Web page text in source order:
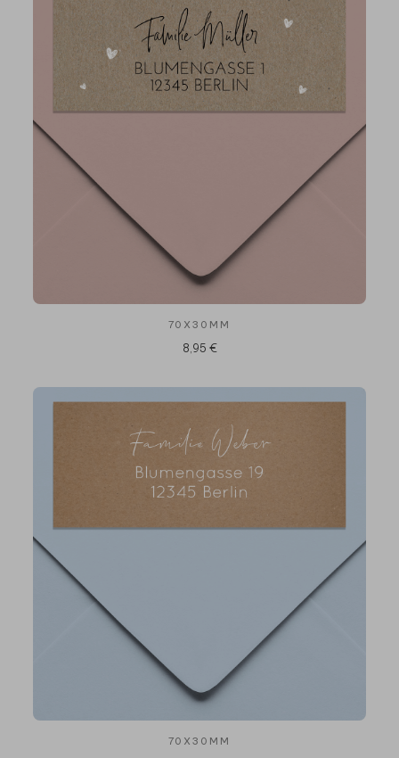
70X30MM
8,95 €
70X30MM